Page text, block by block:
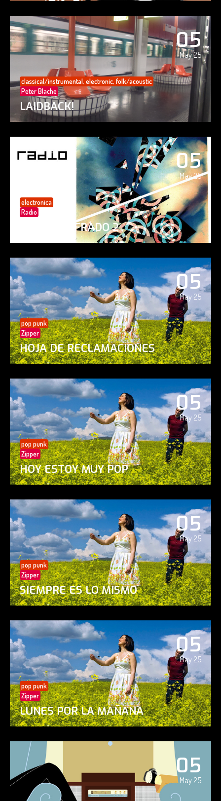
05
May 25
classical/instrumental, electronic, folk/acoustic
Peter Blache
LAIDBACK!
05
May 25
electronica
Radio
PAISAJE CIFRADO 2
05
May 25
pop punk
Zipper
HOJA DE RECLAMACIONES
05
May 25
pop punk
Zipper
HOY ESTOY MUY POP
05
May 25
pop punk
Zipper
SIEMPRE ES LO MISMO
05
May 25
pop punk
Zipper
LUNES POR LA MAÑANA
05
May 25